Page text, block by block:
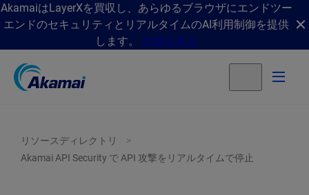
AkamaiはLayerXを買収し、あらゆるブラウザにエンドツー
エンドのセキュリティとリアルタイムのAI利用制御を提供
します。 詳細を見る
リソースディレクトリ
Akamai API Security で API 攻撃をリアルタイムで停止